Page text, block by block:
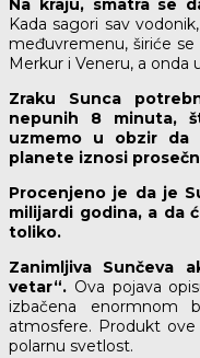
Na kraju, smatra se
Kada sagori sav
međuvremenu, širiće
Merkur i Veneru, a onda
Zraku Sunca
nepunih 8 minuta,
uzmemo u obzir da
planete iznosi
Procenjeno je da je
milijardi godina, a da
toliko.
Zanimljiva Sunčeva
vetar“. Ova pojava
izbačena enormnom
atmosfere. Produkt
polarnu svetlost.